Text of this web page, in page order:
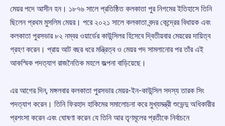
মেয়র পদে আসীন হন। ১৮৭৬ সালে প্রতিষ্ঠিত কলকাতা পুর নিগমের ইতিহাসে তিনি
ছিলেন প্রথম মুসলিম মেয়র। পরে ২০২১ সালে কলকাতা বন্দর কেন্দ্রের বিধায়ক এবং
কলকাতা পুরসভার ৮২ নম্বর ওয়ার্ডের কাউন্সিলর হিসেবে দ্বিতীয়বার মেয়রের দায়িত্ব
গ্রহণ করেন। প্রায় আট বছর ধরে মন্ত্রিত্ব ও মেয়র পদ সামলানোর পর তাঁর এই
আকস্মিক পদত্যাগ রাজনৈতিক মহলে জল্পনা বাড়িয়েছে।
এর আগের দিন, মঙ্গলবার কলকাতা পুরসভার মেয়র-ইন-কাউন্সিল সদস্য তারক সিং
পদত্যাগ করেন। তিনি ফিরহাদ হাকিমের সমালোচনা করে মুখ্যমন্ত্রী শুভেন্দু অধিকারীর
প্রশংসা করেন এবং ঘোষণা করেন যে তিনি আর তৃণমূলের প্রতীকে নির্বাচনে